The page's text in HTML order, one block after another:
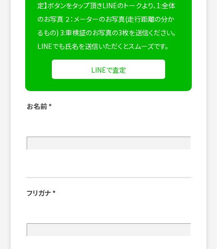
定】ボタンをタップ頂きLINEのトークより、1:全体
のお写真 ２：メーターのお写真(走行距離の分か
るもの) 3:車検証のお写真の3枚を送信ください。
LINEでも氏名を送信いただくとスムーズです。
LINEで査定
お名前 *
フリガナ *